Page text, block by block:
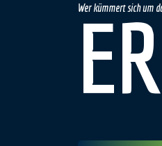
Wer kümmert sich um